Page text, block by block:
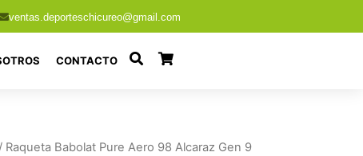
ventas.deporteschicureo@gmail.com
CONTACTO
/ Raqueta Babolat Pure Aero 98 Alcaraz Gen 9